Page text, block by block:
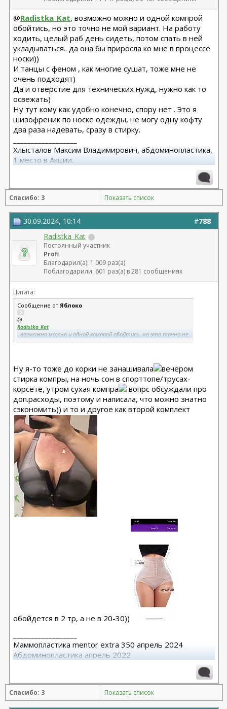
@Radistka_Kat, возможно можно и одной компрой
обойтись, но это точно не мой вариант. На работу
ходить, целый раб день сидеть, потом спать в ней
укладываться.. да она бы приросла ко мне в процессе
носки))
И танцы с феном , как многие сушат, тоже мне не
очень подходят)
Да и отверстие для технических нужд, нужно как то
освежать)
Ну тут кому как удобно конечно, спору нет . Это я
шизофреник по носке одежды, не могу одну кофту
два раза надевать, сразу в стирку.
Хлысталов Максим Владимирович, абдоминопластика,
1 место в Акции.
Спасибо: 3 Показать список
#788
30.09.2024, 10:14
Radistka_Kat
Постоянный участник
Profi
Благодарил(а): 1 009 раз(а)
Поблагодарили: 601 раз(а) в 281 сообщениях
Цитата:
Сообщение отЯблоко
@
Radistka_Kat
, возможно можно и одной компрой обойтись, но это точно не
И танцы с феном , как многие сушат, тоже мне не очень
подходят)
Да и отверстие для технических нужд, нужно как то освежать)
Ну тут кому как удобно конечно, спору нет . Это я шизофреник
по носке одежды, не могу одну кофту два раза надевать, сразу в
стирку.
Ну я-то тоже до корки не занашивала
вечером
стирка компры, на ночь сон в спорттопе/трусах-
корсете, утром сухая компра
вопрс обсуждали про
доп.расходы, поэтому и написала, что можно знатно
сэкономить)) и то и другое как второй комплект
обойдется в 2 тр, а не в 20-30))
Маммопластика mentor extra 350 апрель 2024
Абдоминопластика апрель 2022
Спасибо: 3 Показать список